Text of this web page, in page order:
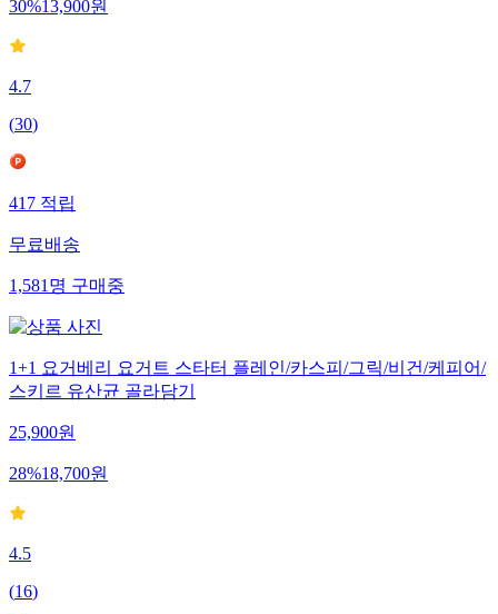
30%13,900원
4.7
(30)
417적립
무료배송
1,581명구매중
1+1 요거베리 요거트 스타터 플레인/카스피/그릭/비건/케피어/
스키르 유산균 골라담기
25,900원
28%18,700원
4.5
(16)